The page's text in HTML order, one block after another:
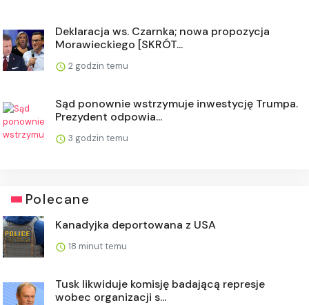
Deklaracja ws. Czarnka; nowa propozycja
Morawieckiego [SKRÓT...
2 godzin temu
Sąd ponownie wstrzymuje inwestycję Trumpa.
Prezydent odpowia...
3 godzin temu
Polecane
Kanadyjka deportowana z USA
18 minut temu
Tusk likwiduje komisję badającą represje
wobec organizacji s...